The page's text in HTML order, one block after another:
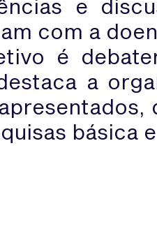
e
com a
é
a
básica